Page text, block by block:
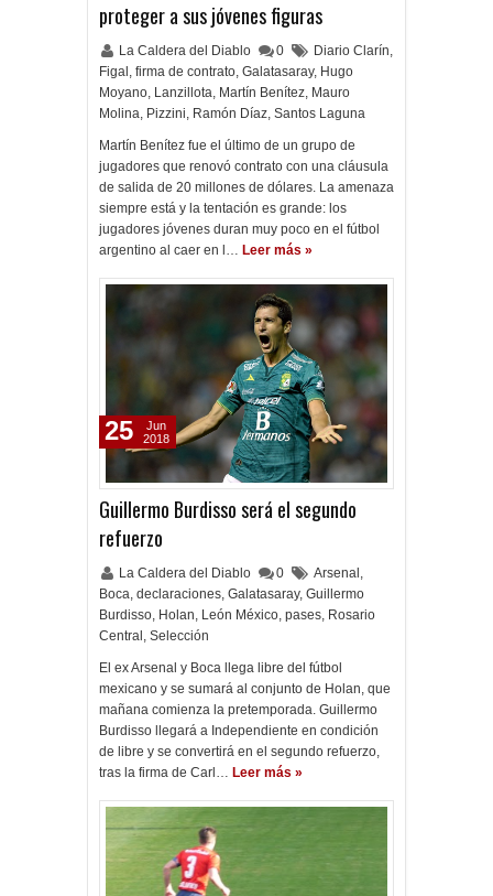
proteger a sus jóvenes figuras
La Caldera del Diablo 0 Diario Clarín,
Figal , firma de contrato, Galatasaray, Hugo
Moyano, Lanzillota, Martín Benítez, Mauro
Molina, Pizzini, Ramón Díaz, Santos Laguna
Martín Benítez fue el último de un grupo de
jugadores que renovó contrato con una cláusula
de salida de 20 millones de dólares. La amenaza
siempre está y la tentación es grande: los
jugadores jóvenes duran muy poco en el fútbol
argentino al caer en l… Leer más »
Guillermo Burdisso será el segundo
refuerzo
La Caldera del Diablo 0 Arsenal ,
Boca, declaraciones, Galatasaray, Guillermo
Burdisso, Holan, León México, pases, Rosario
Central , Selección
El ex Arsenal y Boca llega libre del fútbol
mexicano y se sumará al conjunto de Holan, que
mañana comienza la pretemporada. Guillermo
Burdisso llegará a Independiente en condición
de libre y se convertirá en el segundo refuerzo,
tras la firma de Carl… Leer más »
25
Jun
2018